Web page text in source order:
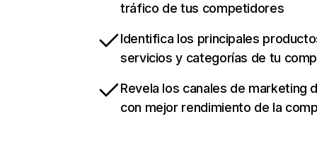
tráfico de tus competidores
Identifica los principales
servicios y categorías de tu
Revela los canales de marketing
con mejor rendimiento de la